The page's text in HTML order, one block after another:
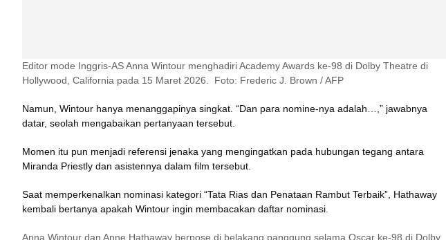
Editor mode Inggris-AS Anna Wintour menghadiri Academy Awards ke-98 di Dolby Theatre di
Hollywood, California pada 15 Maret 2026.  Foto: Frederic J. Brown / AFP
Namun, Wintour hanya menanggapinya singkat. “Dan para nomine-nya adalah…,” jawabnya
datar, seolah mengabaikan pertanyaan tersebut.
Momen itu pun menjadi referensi jenaka yang mengingatkan pada hubungan tegang antara
Miranda Priestly dan asistennya dalam film tersebut.
Saat memperkenalkan nominasi kategori “Tata Rias dan Penataan Rambut Terbaik”, Hathaway
kembali bertanya apakah Wintour ingin membacakan daftar nominasi.
Anna Wintour dan Anne Hathaway berpose di belakang panggung selama Oscar ke-98 di Dolby